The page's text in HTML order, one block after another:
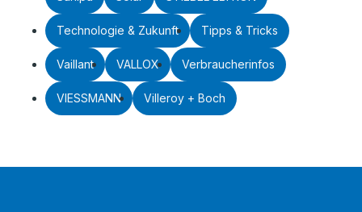
Technologie & Zukunft Tipps & Tricks
Vaillant VALLOX Verbraucherinfos
VIESSMANN Villeroy + Boch